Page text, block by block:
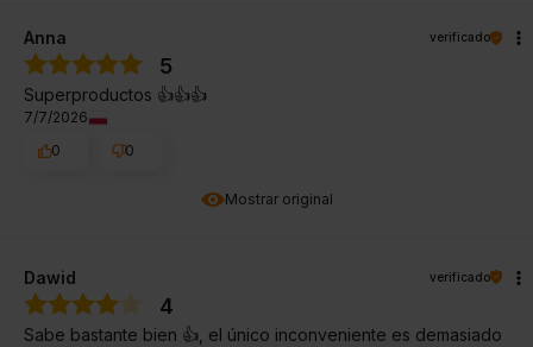
Mostrar original
Anna verificado
5
Superproductos 👍👍👍
7/7/2026
0
0
Dawid verificado
4
Sabe bastante bien 👍, el único inconveniente es demasiado